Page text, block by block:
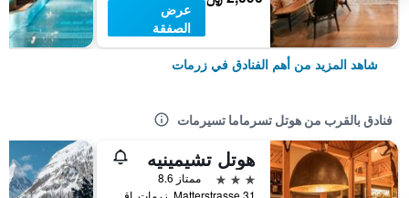
عرض
الصفقة
شاهد المزيد من أهم الفنادق في زرمات
فنادق بالقرب من هوتل تسرماما تسيرمات
هوتل تشيمينيه
3 نجوم
ممتاز 8.6